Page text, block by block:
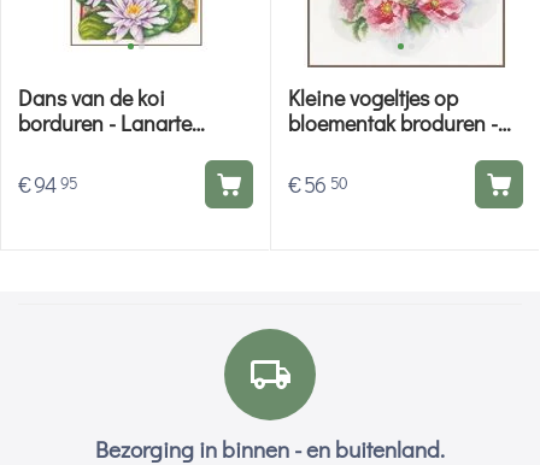
Dans van de koi
borduren - Lanarte
€9495
Kleine vogeltjes op
bloementak broduren -
€56 50
Bezorging in binnen - en buitenland.